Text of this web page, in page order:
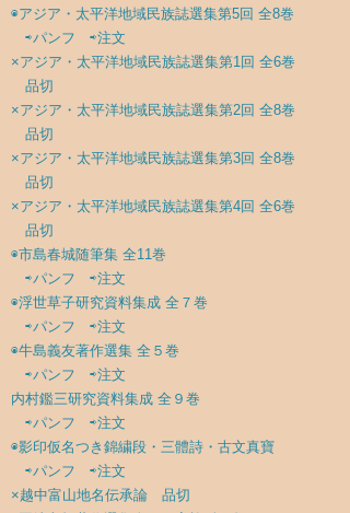
◉アジア・太平洋地域民族誌選集第5回 全8巻
⇨パンフ ⇨注文
×アジア・太平洋地域民族誌選集第1回 全6巻
品切
×アジア・太平洋地域民族誌選集第2回 全8巻
品切
×アジア・太平洋地域民族誌選集第3回 全8巻
品切
×アジア・太平洋地域民族誌選集第4回 全6巻
品切
◉市島春城随筆集 全11巻
⇨パンフ ⇨注文
◉浮世草子研究資料集成 全７巻
⇨パンフ ⇨注文
◉牛島義友著作選集 全５巻
⇨パンフ ⇨注文
内村鑑三研究資料集成 全９巻
⇨パンフ ⇨注文
◉影印仮名つき錦繍段・三體詩・古文真寶
⇨パンフ ⇨注文
×越中富山地名伝承論 品切